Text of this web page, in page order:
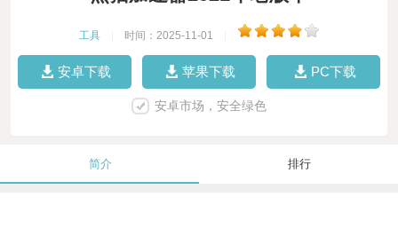
工具 时间：2025-11-01
安卓下载 苹果下载 PC下载
安卓市场，安全绿色
简介 排行